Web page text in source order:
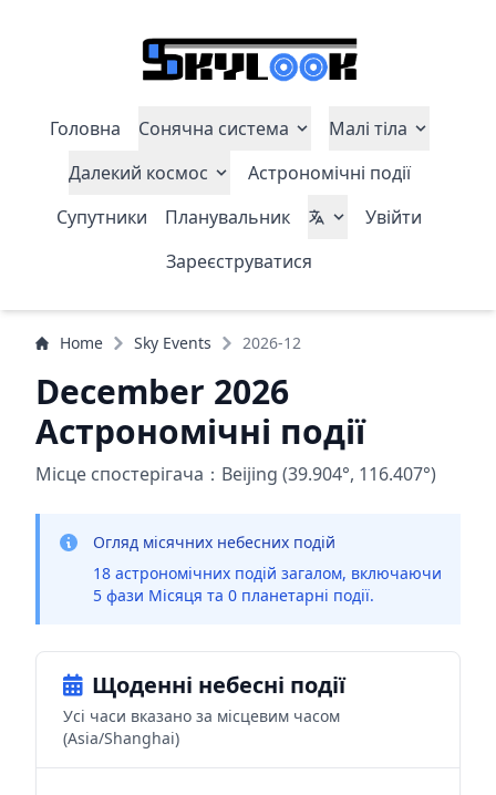
Головна Сонячна система
Малі тіла
Далекий космос
Астрономічні події
Супутники
Планувальник
Увійти
Зареєструватися
Home Sky Events 2026-12
December 2026
Астрономічні події
Місце спостерігача：Beijing (39.904°, 116.407°)
Огляд місячних небесних подій
18 астрономічних подій загалом, включаючи
5 фази Місяця та 0 планетарні події.
Щоденні небесні події
Усі часи вказано за місцевим часом
(Asia/Shanghai)